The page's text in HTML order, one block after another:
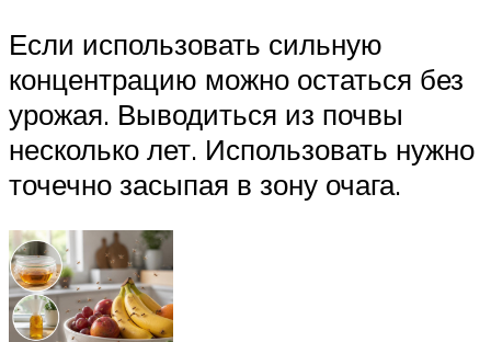
Если использовать сильную
концентрацию можно остаться без
урожая. Выводиться из почвы
несколько лет. Использовать нужно
точечно засыпая в зону очага.